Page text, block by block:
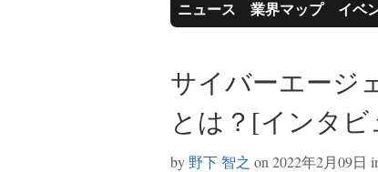
ニュース 業界マップ イベ
サイバーエージ
とは？[インタビ
by 野下 智之 on 2022年2月09日